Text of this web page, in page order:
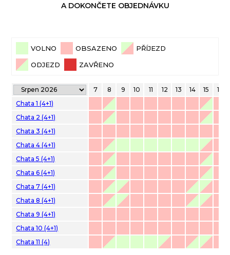
A DOKONČETE OBJEDNÁVKU
VOLNO OBSAZENO
PŘÍJEZD
ODJEZD
ZAVŘENO
2 3 4 6 7 8 9 10 11 12 13 14 15
16
Chata 1 (4+1)
Chata 2 (4+1)
Chata 3 (4+1)
Chata 4 (4+1)
Chata 5 (4+1)
Chata 6 (4+1)
Chata 7 (4+1)
Chata 8 (4+1)
Chata 9 (4+1)
Chata 10 (4+1)
Chata 11 (4)